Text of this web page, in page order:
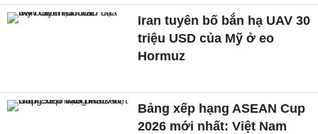
Iran tuyên bố bắn hạ UAV 30
triệu USD của Mỹ ở eo
Hormuz
Bảng xếp hạng ASEAN Cup
2026 mới nhất: Việt Nam